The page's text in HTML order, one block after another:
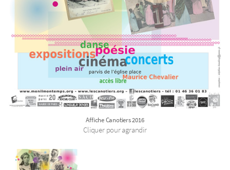
Affiche Canotiers­ 2016
Cliquer pour agrandir